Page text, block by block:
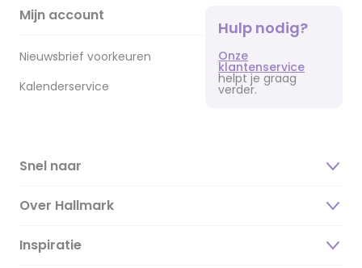
Mijn account
Nieuwsbrief voorkeuren
Kalenderservice
Hulp nodig?
Onze
klantenservice
helpt je graag
verder.
Snel naar
Over Hallmark
Over ons
Inspiratie